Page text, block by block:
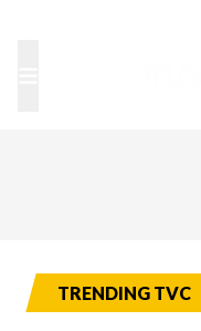
TRENDING TVC